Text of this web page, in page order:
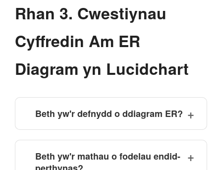
Rhan 3. Cwestiynau
Cyffredin Am ER
Diagram yn Lucidchart
Beth yw'r defnydd o ddiagram ER?
Beth yw'r mathau o fodelau endid-